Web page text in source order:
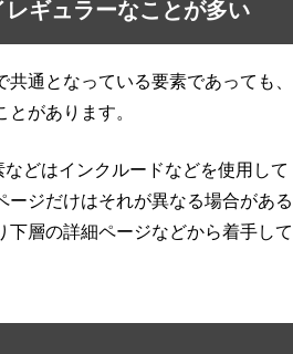
ギュラーなことが多い
通となっている要素であっても、
があります。
どはインクルードなどを使用して
ジだけはそれが異なる場合がある
層の詳細ページなどから着手して